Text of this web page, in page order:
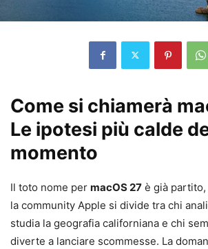
Come si chiamerà
Le ipotesi più calde
momento
Il toto nome per macOS 27 è già
la community Apple si divide tra chi
studia la geografia californiana e chi
diverte a lanciare scommesse. La